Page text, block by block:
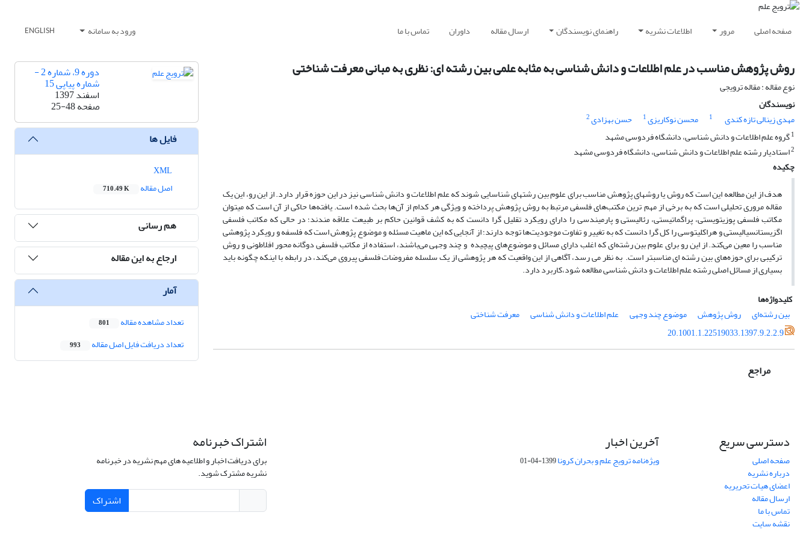
صفحه اصلی مرور اطلاعات نشریه راهنمای نویسندگان ارسال مقاله داوران تماس با ما ورود به سامانه ENGLISH
روش پژوهش مناسب در علم اطلاعات و دانش شناسی به مثابه علمی بین رشته ای: نظری به مبانی معرفت شناختی
نوع مقاله : مقاله ترویجی
نویسندگان
مهدی زینالی تازه کندی
1 محسن نوکاریزی1 حسن بهزادی2
1گروه علم اطلاعات و دانش شناسی، دانشگاه فردوسی مشهد
2استادیار رشته علم اطلاعات و دانش شناسی، دانشگاه فردوسی مشهد
چکیده
هدف از این مطالعه این است که روش یا روش­های پژوهش مناسب برای علوم بین رشته­ای شناسایی شوند که علم اطلاعات و دانش شناسی نیز در این حوزه قرار دارد. از این رو، این یک
مقاله مروری تحلیلی است که به برخی از مهم ترین مکتب‌های فلسفی مرتبط به روش پژوهش پرداخته و ویژگی هر کدام از آن‌ها بحث شده است. یافته‌ها حاکی از آن است که می­توان
مکاتب فلسفی پوزیتویستی، پراگماتیستی، رئالیستی و پارمیندسی را دارای رویکرد تقلیل گرا دانست که به کشف قوانین حاکم بر طبیعت علاقه مندند؛ در حالی که مکاتب فلسفی
اگزیستانسیالیستی و هراکلیتوسی را کل گرا دانست که به تغییر و تفاوت موجودیت‌ها توجه دارند؛ از آنجایی که این ماهیت مسئله و موضوع پژوهش است که فلسفه و رویکرد پژوهشی
مناسب را معین می‌کند. از این رو برای علوم بین رشته‌ای که اغلب دارای مسائل و موضوع‌های پیچیده و چند وجهی می‌باشند، استفاده از مکاتب فلسفی دوگانه محور افلاطونی و روش
ترکیبی برای حوزه‌های بین رشته ای مناسب­تر است. به نظر می رسد، آگاهی از این واقعیت که هر پژوهشی از یک سلسله مفروضات فلسفی پیروی می‌کند، در رابطه با اینکه چگونه باید
بسیاری از مسائل اصلی رشته علم اطلاعات و دانش شناسی مطالعه شود،کاربرد دارد.
کلیدواژه‌ها
بین رشته‌ای
روش پژوهش موضوع چند وجهی علم اطلاعات و دانش شناسی
معرفت شناختی
20.1001.1.22519033.1397.9.2.2.9
مراجع
دوره 9، شماره 2 -
شماره پیاپی 15
اسفند 1397
صفحه25-48
فایل ها
اصل مقاله
710.49 K
هم رسانی
ارجاع به این مقاله
آمار
تعداد مشاهده مقاله 801
تعداد دریافت فایل اصل مقاله 993
دسترسی سریع
صفحه اصلی
درباره نشریه
اعضای هیات تحریریه
ارسال مقاله
تماس با ما
نقشه سایت
آخرین اخبار
ویژه‌نامه ترویج علم و بحران کرونا1399-04-01
اشتراک خبرنامه
برای دریافت اخبار و اطلاعیه های مهم نشریه در خبرنامه
نشریه مشترک شوید.
اشتراک